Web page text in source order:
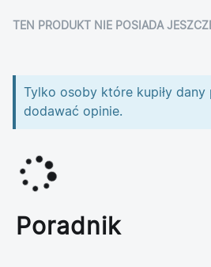
TEN PRODUKT NIE POSIADA
Tylko osoby które kupiły
dodawać opinie.
Poradnik